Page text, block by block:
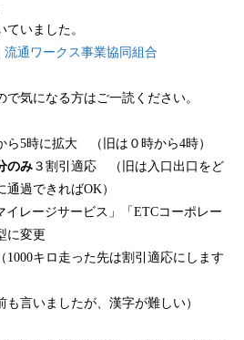
いました。
通ワークス事業協同組合
気になる方はご一読ください。
ら5時に拡大 （旧は０時から4時）
のみ３割引適応 （旧は入口出口をど
過できればOK）
イレージサービス」「ETCコーポレー
に変更
1000キロ走った先は割引適応にします
言いましたが、漢字が難しい）